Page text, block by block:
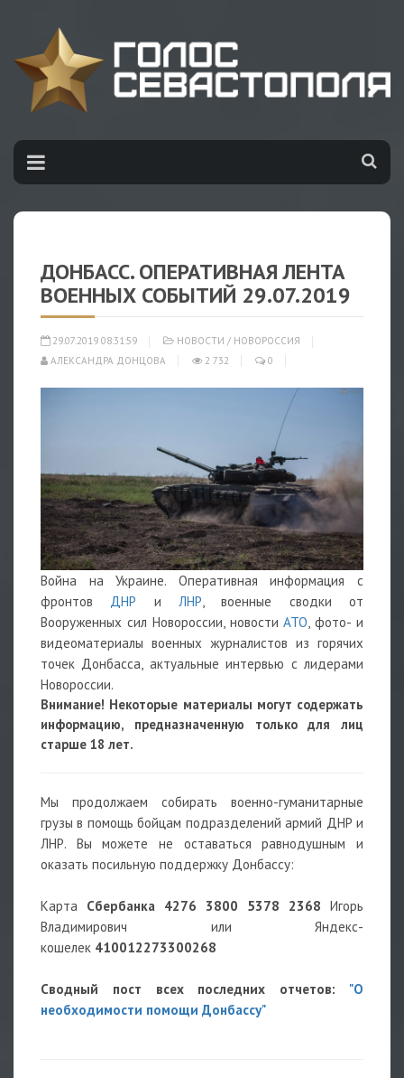
ДОНБАСС. ОПЕРАТИВНАЯ ЛЕНТА
ВОЕННЫХ СОБЫТИЙ 29.07.2019
29.07.2019 08:31:59 НОВОСТИ / НОВОРОССИЯ
АЛЕКСАНДРА ДОНЦОВА
2 732 0
Война на Украине. Оперативная информация с
фронтов ДНР и ЛНР , военные сводки от
Вооруженных сил Новороссии, новостиАТО , фото- и
видеоматериалы военных журналистов из горячих
точек Донбасса, актуальные интервью с лидерами
Новороссии.
Внимание! Некоторые материалы могут содержать
информацию, предназначенную только для лиц
старше 18 лет.
Мы продолжаем собирать военно-гуманитарные
грузы в помощь бойцам подразделений армий ДНР и
ЛНР. Вы можете не оставаться равнодушным и
оказать посильную поддержку Донбассу:
Карта Сбербанка 4276 3800 5378 2368 Игорь
Владимирович или Яндекс-
кошелек 410012273300268
Сводный пост всех последних отчетов: "О
необходимости помощи Донбассу"